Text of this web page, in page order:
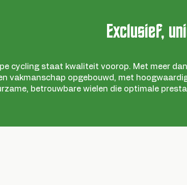
Exclusief,
cycling staat kwaliteit voorop. Met meer
vakmanschap opgebouwd, met
betrouwbare wielen die optimale